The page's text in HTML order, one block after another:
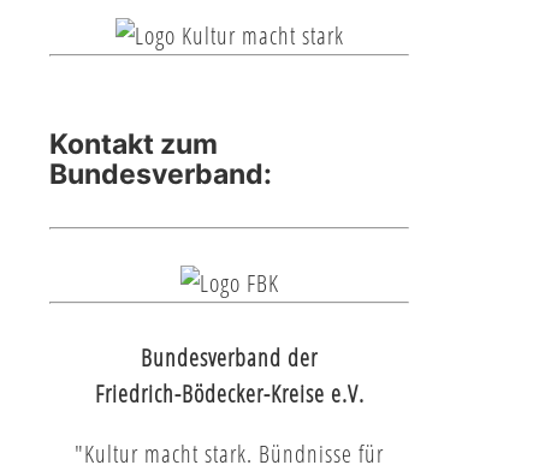
Kontakt zum
Bundesverband:
Bundesverband der
Friedrich-Bödecker-Kreise e.V.
"Kultur macht stark. Bündnisse für